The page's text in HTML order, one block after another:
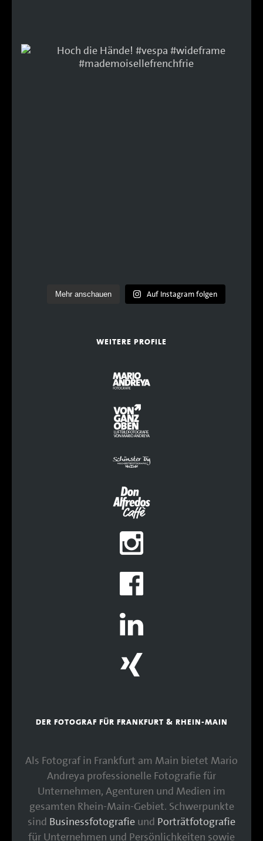
Mehr anschauen Auf Instagram folgen
WEITERE PROFILE
DER FOTOGRAF FÜR FRANKFURT & RHEIN-MAIN
Als Fotograf in Frankfurt am Main bietet Mario
Andreya professionelle Fotografie für
Unternehmen, Agenturen und Medien im
gesamten Rhein-Main-Gebiet. Schwerpunkte
sind Businessfotografie und Porträtfotografie
für Unternehmen und Persönlichkeiten sowie